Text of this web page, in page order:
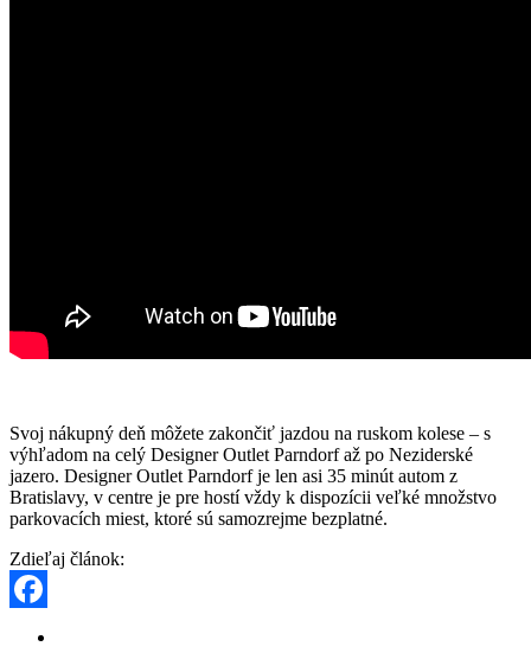
Svoj nákupný deň môžete zakončiť jazdou na ruskom kolese – s
výhľadom na celý Designer Outlet Parndorf až po Neziderské
jazero. Designer Outlet Parndorf je len asi 35 minút autom z
Bratislavy, v centre je pre hostí vždy k dispozícii veľké množstvo
parkovacích miest, ktoré sú samozrejme bezplatné.
Zdieľaj článok: